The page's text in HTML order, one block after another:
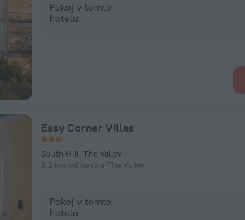
Pokoj v tomto
hotelu
Easy Corner Villas
South Hill, The Valley
3,2 km od centra The Valley
Pokoj v tomto
hotelu